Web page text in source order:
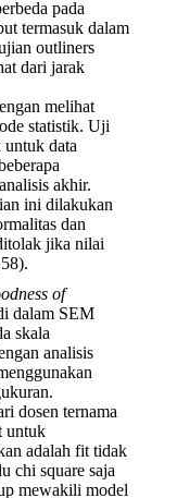
pada
termasuk dalam
outliners
dari jarak
melihat
statistik. Uji
data
akhir.
ini dilakukan
dan
jika nilai
of
dalam SEM
skala
analisis
dosen ternama
untuk
adalah fit tidak
chi square saja
mewakili model